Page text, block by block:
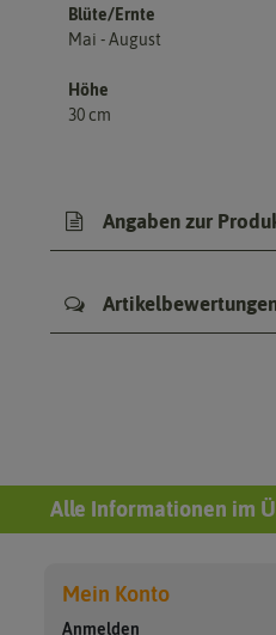
Blüte/Ernte
Mai - August
Höhe
30 cm
Angaben zur
Alle Informationen im
Mein Konto
Anmelden